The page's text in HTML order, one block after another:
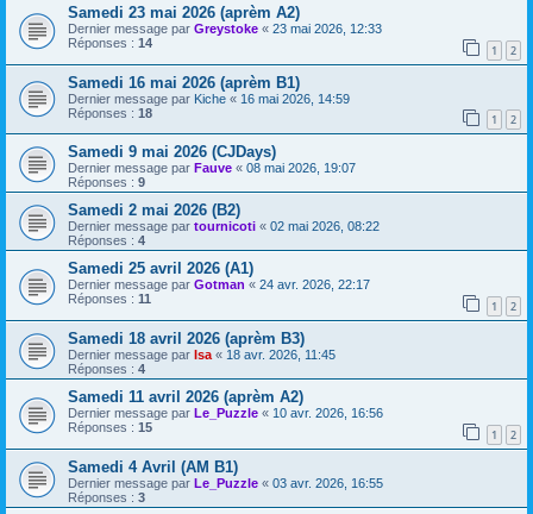
Samedi 23 mai 2026 (aprèm A2)
Dernier message par Greystoke « 23 mai 2026, 12:33
Réponses : 14 1 2
Samedi 16 mai 2026 (aprèm B1)
Dernier message par Kiche « 16 mai 2026, 14:59
Réponses : 18 1 2
Samedi 9 mai 2026 (CJDays)
Dernier message par Fauve « 08 mai 2026, 19:07
Réponses : 9
Samedi 2 mai 2026 (B2)
Dernier message par tournicoti « 02 mai 2026, 08:22
Réponses : 4
Samedi 25 avril 2026 (A1)
Dernier message par Gotman « 24 avr. 2026, 22:17
Réponses : 11 1 2
Samedi 18 avril 2026 (aprèm B3)
Dernier message par Isa « 18 avr. 2026, 11:45
Réponses : 4
Samedi 11 avril 2026 (aprèm A2)
Dernier message par Le_Puzzle « 10 avr. 2026, 16:56
Réponses : 15 1 2
Samedi 4 Avril (AM B1)
Dernier message par Le_Puzzle « 03 avr. 2026, 16:55
Réponses : 3